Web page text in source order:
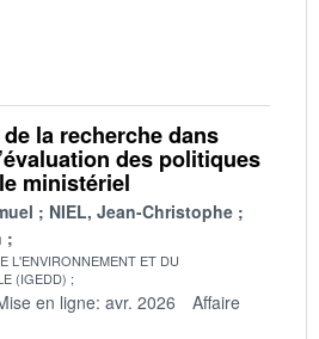
la recherche dans
des politiques
ministériel
NIEL, Jean-Christophe
L'ENVIRONNEMENT ET DU
(IGEDD)
en ligne: avr. 2026
Affaire